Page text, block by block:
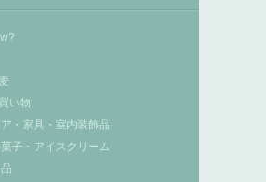
い物
・家具・室内装飾品
子・アイスクリーム